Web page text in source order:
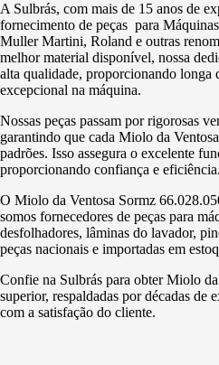
A Sulbrás, com mais de 15 anos de
fornecimento de peças para
Muller Martini, Roland e outras
melhor material disponível, nossa
alta qualidade, proporcionando longa
excepcional na máquina.
Nossas peças passam por rigorosas
garantindo que cada Miolo da
padrões. Isso assegura o excelente
proporcionando confiança e eficiência.
O Miolo da Ventosa Sormz
somos fornecedores de peças para
desfolhadores, lâminas do lavador,
peças nacionais e importadas em
Confie na Sulbrás para obter Miolo
superior, respaldadas por décadas de
com a satisfação do cliente.